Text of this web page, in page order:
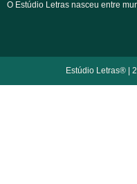
O Estúdio Letras nasceu entre
Estúdio Letras® |